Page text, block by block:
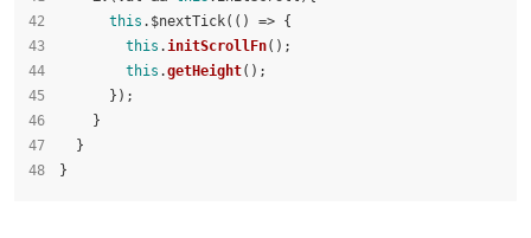
this .$nextTick( () => {
this .initScrollFn();
this .getHeight();
      });
    }
  }
}